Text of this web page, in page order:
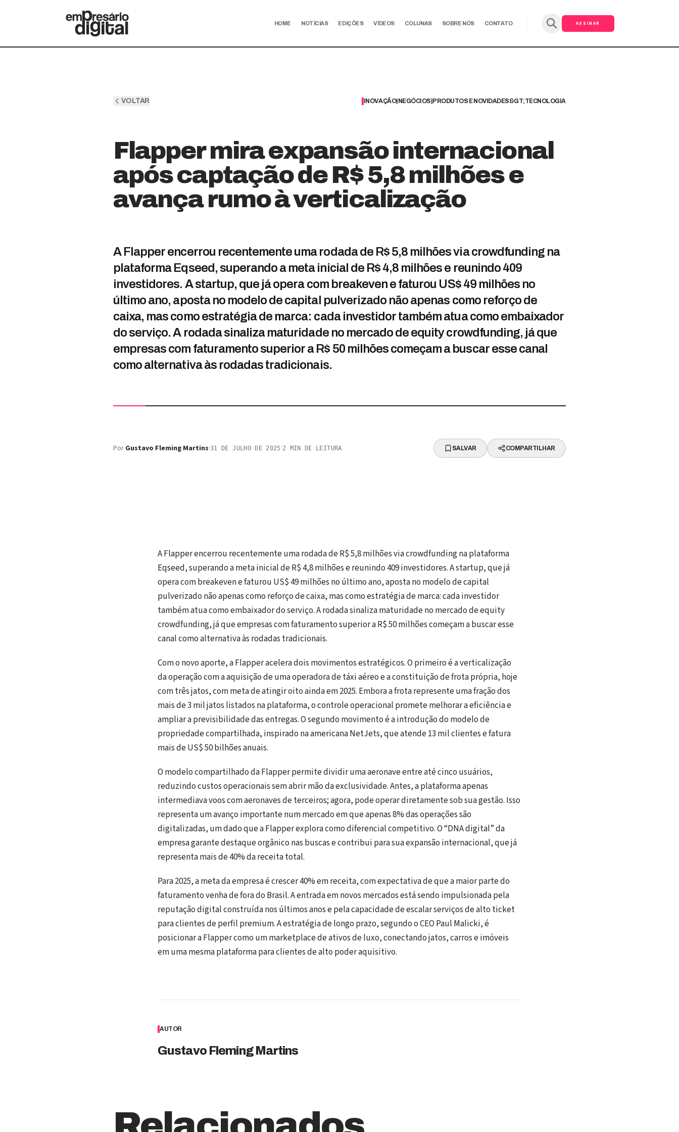
HOME NOTÍCIAS EDIÇÕES VÍDEOS COLUNAS SOBRE NÓS CONTATO ASSINAR
VOLTAR INOVAÇÃO|NEGÓCIOS|PRODUTOS E NOVIDADES&GT;TECNOLOGIA
Flapper mira expansão internacional
após captação de R$ 5,8 milhões e
avança rumo à verticalização
A Flapper encerrou recentemente uma rodada de R$ 5,8 milhões via crowdfunding na
plataforma Eqseed, superando a meta inicial de R$ 4,8 milhões e reunindo 409
investidores. A startup, que já opera com breakeven e faturou US$ 49 milhões no
último ano, aposta no modelo de capital pulverizado não apenas como reforço de
caixa, mas como estratégia de marca: cada investidor também atua como embaixador
do serviço. A rodada sinaliza maturidade no mercado de equity crowdfunding, já que
empresas com faturamento superior a R$ 50 milhões começam a buscar esse canal
como alternativa às rodadas tradicionais.
Por Gustavo Fleming Martins·31 DE JULHO DE 2025·2 MIN DE LEITURA SALVAR COMPARTILHAR
A Flapper encerrou recentemente uma rodada de R$ 5,8 milhões via crowdfunding na plataforma
Eqseed, superando a meta inicial de R$ 4,8 milhões e reunindo 409 investidores. A startup, que já
opera com breakeven e faturou US$ 49 milhões no último ano, aposta no modelo de capital
pulverizado não apenas como reforço de caixa, mas como estratégia de marca: cada investidor
também atua como embaixador do serviço. A rodada sinaliza maturidade no mercado de equity
crowdfunding, já que empresas com faturamento superior a R$ 50 milhões começam a buscar esse
canal como alternativa às rodadas tradicionais.
Com o novo aporte, a Flapper acelera dois movimentos estratégicos. O primeiro é a verticalização
da operação com a aquisição de uma operadora de táxi aéreo e a constituição de frota própria, hoje
com três jatos, com meta de atingir oito ainda em 2025. Embora a frota represente uma fração dos
mais de 3 mil jatos listados na plataforma, o controle operacional promete melhorar a eficiência e
ampliar a previsibilidade das entregas. O segundo movimento é a introdução do modelo de
propriedade compartilhada, inspirado na americana NetJets, que atende 13 mil clientes e fatura
mais de US$ 50 bilhões anuais.
O modelo compartilhado da Flapper permite dividir uma aeronave entre até cinco usuários,
reduzindo custos operacionais sem abrir mão da exclusividade. Antes, a plataforma apenas
intermediava voos com aeronaves de terceiros; agora, pode operar diretamente sob sua gestão. Isso
representa um avanço importante num mercado em que apenas 8% das operações são
digitalizadas, um dado que a Flapper explora como diferencial competitivo. O “DNA digital” da
empresa garante destaque orgânico nas buscas e contribui para sua expansão internacional, que já
representa mais de 40% da receita total.
Para 2025, a meta da empresa é crescer 40% em receita, com expectativa de que a maior parte do
faturamento venha de fora do Brasil. A entrada em novos mercados está sendo impulsionada pela
reputação digital construída nos últimos anos e pela capacidade de escalar serviços de alto ticket
para clientes de perfil premium. A estratégia de longo prazo, segundo o CEO Paul Malicki, é
posicionar a Flapper como um marketplace de ativos de luxo, conectando jatos, carros e imóveis
em uma mesma plataforma para clientes de alto poder aquisitivo.
AUTOR
Gustavo Fleming Martins